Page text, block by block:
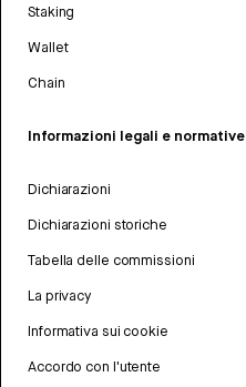
Staking
Wallet
Chain
Informazioni legali e normative
Dichiarazioni
Dichiarazioni storiche
Tabella delle commissioni
La privacy
Informativa sui cookie
Accordo con l'utente